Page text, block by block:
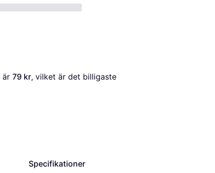
är 79 kr, vilket är det billigaste
Specifikationer